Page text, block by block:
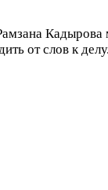
Кадырова
от слов к